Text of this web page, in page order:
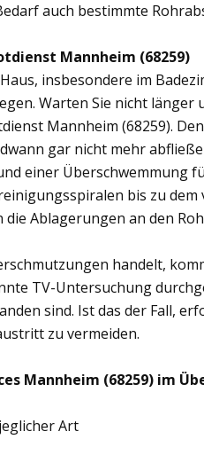
auch bestimmte
Mannheim (68259)
insbesondere im
Warten Sie nicht
Mannheim (68259).
gar nicht mehr
einer Überschwemmung
bis zu
Ablagerungen an den
handelt,
TV-Untersuchung
sind. Ist das der Fall,
zu vermeiden.
Mannheim (68259) im
Art